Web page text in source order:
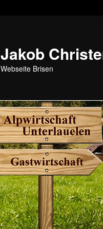
Jakob
Webseite Brisen